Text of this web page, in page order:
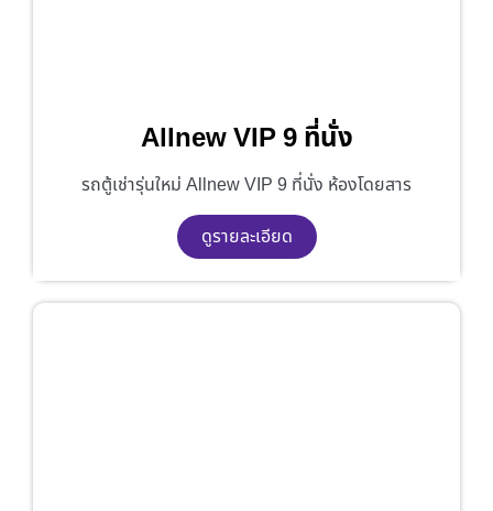
Allnew VIP 9 ที่นั่ง
รถตู้เช่ารุ่นใหม่ Allnew VIP 9 ที่นั่ง ห้องโดยสาร
ดูรายละเอียด